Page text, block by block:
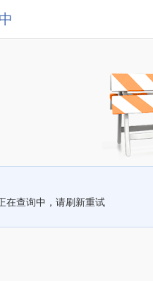
在查询中，请刷新重试